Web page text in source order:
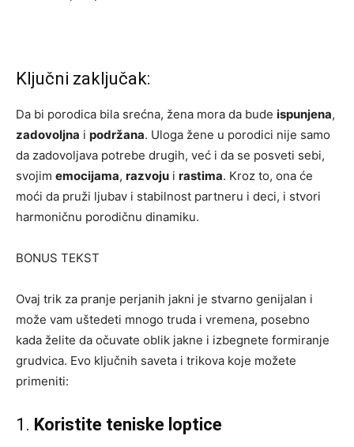
Ključni zaključak:
Da bi porodica bila srećna, žena mora da bude ispunjena,
zadovoljna i podržana. Uloga žene u porodici nije samo
da zadovoljava potrebe drugih, već i da se posveti sebi,
svojim emocijama, razvoju i rastima. Kroz to, ona će
moći da pruži ljubav i stabilnost partneru i deci, i stvori
harmoničnu porodičnu dinamiku.
BONUS TEKST
Ovaj trik za pranje perjanih jakni je stvarno genijalan i
može vam uštedeti mnogo truda i vremena, posebno
kada želite da očuvate oblik jakne i izbegnete formiranje
grudvica. Evo ključnih saveta i trikova koje možete
primeniti:
1. Koristite teniske loptice